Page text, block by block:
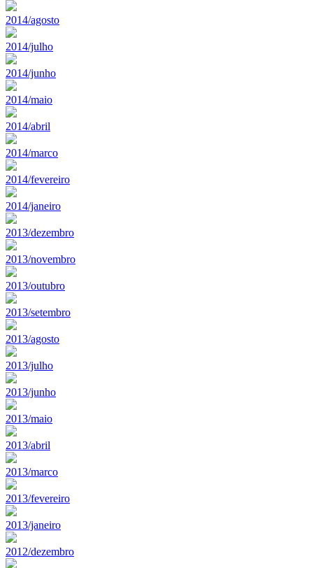
2014/agosto
2014/julho
2014/junho
2014/maio
2014/abril
2014/marco
2014/fevereiro
2014/janeiro
2013/dezembro
2013/novembro
2013/outubro
2013/setembro
2013/agosto
2013/julho
2013/junho
2013/maio
2013/abril
2013/marco
2013/fevereiro
2013/janeiro
2012/dezembro